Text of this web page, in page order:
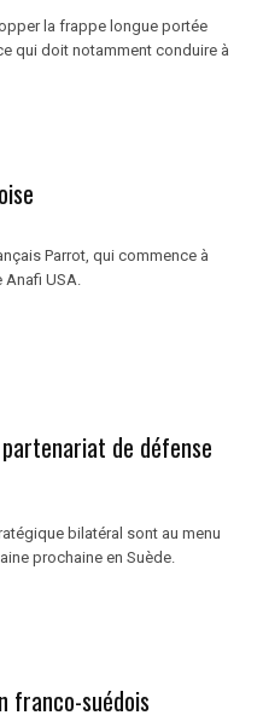
la frappe longue portée
qui doit notamment conduire à
Parrot, qui commence à
USA.
de défense
bilatéral sont au menu
prochaine en Suède.
franco-suédois